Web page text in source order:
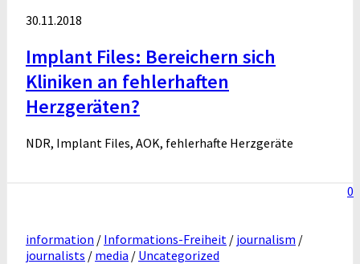
30.11.2018
Implant Files: Bereichern sich
Kliniken an fehlerhaften
Herzgeräten?
NDR, Implant Files, AOK, fehlerhafte Herzgeräte
0
information / Informations-Freiheit / journalism /
journalists / media / Uncategorized